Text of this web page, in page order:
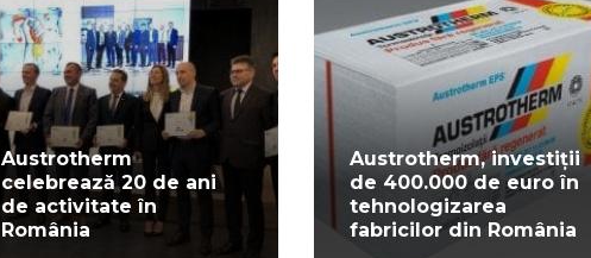
Austrotherm
celebrează 20 de ani
de activitate în
România
Austrotherm, investiții
de 400.000 de euro în
tehnologizarea
fabricilor din România